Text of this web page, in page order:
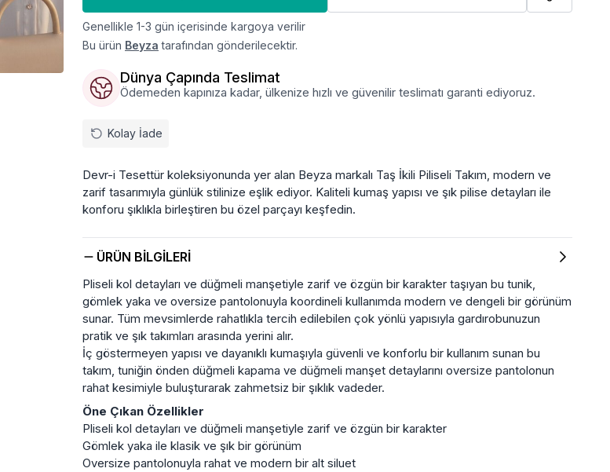
Genellikle 1-3 gün içerisinde kargoya verilir
Bu ürün Beyza tarafından gönderilecektir.
Dünya Çapında Teslimat
Ödemeden kapınıza kadar, ülkenize hızlı ve güvenilir teslimatı garanti ediyoruz.
Kolay İade
Devr-i Tesettür koleksiyonunda yer alan Beyza markalı Taş İkili Piliseli Takım, modern ve
zarif tasarımıyla günlük stilinize eşlik ediyor. Kaliteli kumaş yapısı ve şık pilise detayları ile
konforu şıklıkla birleştiren bu özel parçayı keşfedin.
ÜRÜN BILGILERI
Pliseli kol detayları ve düğmeli manşetiyle zarif ve özgün bir karakter taşıyan bu tunik,
gömlek yaka ve oversize pantolonuyla koordineli kullanımda modern ve dengeli bir görünüm
sunar. Tüm mevsimlerde rahatlıkla tercih edilebilen çok yönlü yapısıyla gardırobunuzun
pratik ve şık takımları arasında yerini alır.
İç göstermeyen yapısı ve dayanıklı kumaşıyla güvenli ve konforlu bir kullanım sunan bu
takım, tuniğin önden düğmeli kapama ve düğmeli manşet detaylarını oversize pantolonun
rahat kesimiyle buluşturarak zahmetsiz bir şıklık vadeder.
Öne Çıkan Özellikler
Pliseli kol detayları ve düğmeli manşetiyle zarif ve özgün bir karakter
Gömlek yaka ile klasik ve şık bir görünüm
Oversize pantolonuyla rahat ve modern bir alt siluet